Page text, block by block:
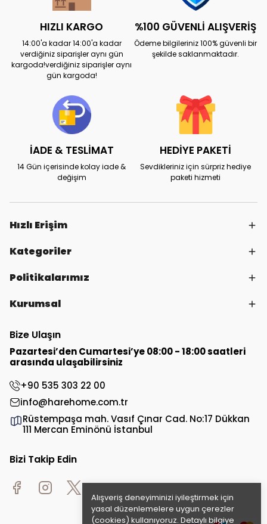
Alışveriş deneyiminizi iyileştirmek için
yasal düzenlemelere uygun çerezler
(cookies) kullanıyoruz. Detaylı bilgiye
HIZLI KARGO
14:00'a kadar 14:00'a kadar
verdiğiniz siparişler aynı gün
kargoda!verdiğiniz siparişler aynı
gün kargoda!
%100 GÜVENLİ ALIŞVERİŞ
Ödeme bilgileriniz 100% güvenli bir
şekilde saklanmaktadır.
İADE & TESLİMAT
14 Gün içerisinde kolay iade &
değişim
HEDİYE PAKETİ
Sevdikleriniz için sürpriz hediye
paketi hizmeti
Hızlı Erişim
Kategoriler
Politikalarımız
Kurumsal
Bize Ulaşın
Pazartesi’den Cumartesi’ye 08:00 - 18:00 saatleri
arasında ulaşabilirsiniz
+90 535 303 22 00
info@harehome.com.tr
Rüstempaşa mah. Vasıf Çınar Cad. No:17 Dükkan
111 Mercan Eminönü İstanbul
Bizi Takip Edin